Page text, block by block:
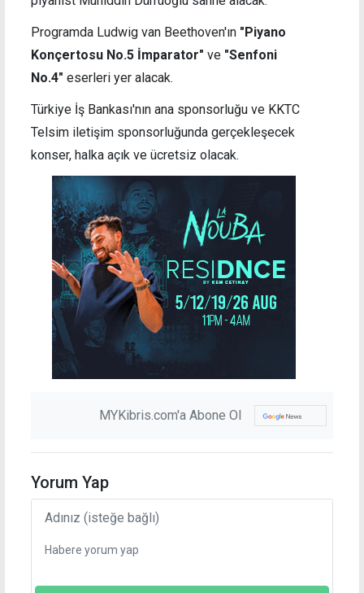
Programda Ludwig van Beethoven'ın "Piyano
Konçertosu No.5 İmparator" ve "Senfoni
No.4" eserleri yer alacak.
Türkiye İş Bankası'nın ana sponsorluğu ve KKTC
Telsim iletişim sponsorluğunda gerçekleşecek
konser, halka açık ve ücretsiz olacak.
MYKibris.com'a Abone Ol
Yorum Yap